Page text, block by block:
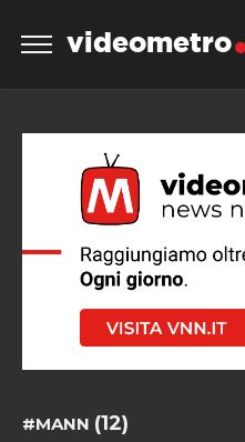
videometro
#MANN (12)